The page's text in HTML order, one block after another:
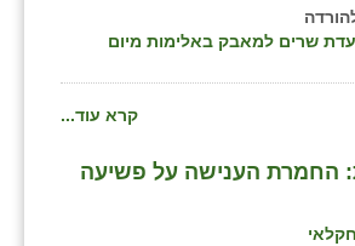
שרים למאבק באלימות מיום
קרא עוד...
החמרת הענישה על פשיעה